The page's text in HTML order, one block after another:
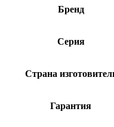
Бренд
Серия
Страна
Гарантия